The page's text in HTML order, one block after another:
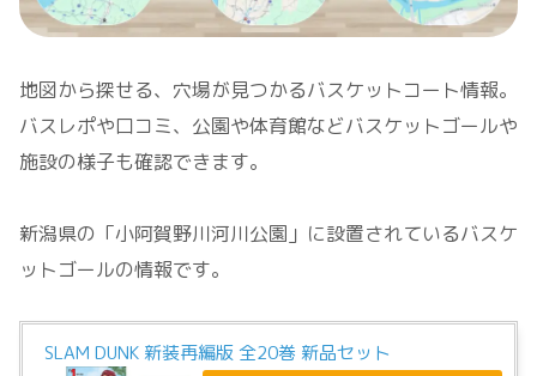
地図から探せる、穴場が見つかるバスケットコート情報。
バスレポや口コミ、公園や体育館などバスケットゴールや
施設の様子も確認できます。
新潟県の「小阿賀野川河川公園」に設置されているバスケ
ットゴールの情報です。
SLAM DUNK 新装再編版 全20巻 新品セット